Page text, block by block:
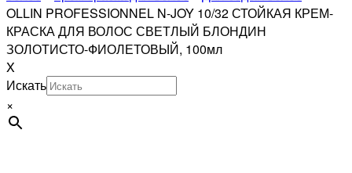
OLLIN PROFESSIONNEL N-JOY 10/32 СТОЙКАЯ КРЕМ-
КРАСКА ДЛЯ ВОЛОС СВЕТЛЫЙ БЛОНДИН
ЗОЛОТИСТО-ФИОЛЕТОВЫЙ, 100мл
X
Искать
×